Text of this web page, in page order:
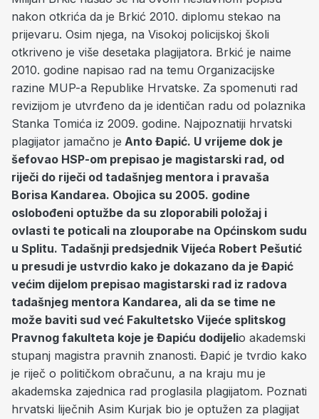
nakon otkrića da je Brkić 2010. diplomu stekao na
prijevaru. Osim njega, na Visokoj policijskoj školi
otkriveno je više desetaka plagijatora. Brkić je naime
2010. godine napisao rad na temu Organizacijske
razine MUP-a Republike Hrvatske. Za spomenuti rad
revizijom je utvrđeno da je identičan radu od polaznika
Stanka Tomića iz 2009. godine. Najpoznatiji hrvatski
plagijator jamačno je Anto Đapić. U vrijeme dok je
šefovao HSP-om prepisao je magistarski rad, od
riječi do riječi od tadašnjeg mentora i pravaša
Borisa Kandarea. Obojica su 2005. godine
oslobođeni optužbe da su zloporabili položaj i
ovlasti te poticali na zlouporabe na Općinskom sudu
u Splitu. Tadašnji predsjednik Vijeća Robert Pešutić
u presudi je ustvrdio kako je dokazano da je Đapić
većim dijelom prepisao magistarski rad iz radova
tadašnjeg mentora Kandarea, ali da se time ne
može baviti sud već Fakultetsko Vijeće splitskog
Pravnog fakulteta koje je Đapiću dodijelio akademski
stupanj magistra pravnih znanosti. Đapić je tvrdio kako
je riječ o političkom obračunu, a na kraju mu je
akademska zajednica rad proglasila plagijatom. Poznati
hrvatski liječnih Asim Kurjak bio je optužen za plagijat